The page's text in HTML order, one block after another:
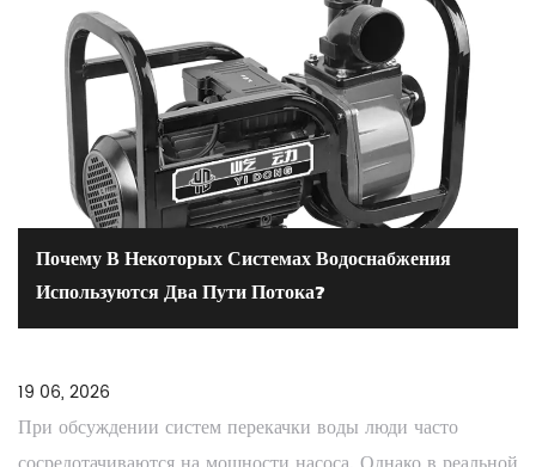
Почему В Некоторых Системах Водоснабжения
Используются Два Пути Потока?
19 06, 2026
При обсуждении систем перекачки воды люди часто